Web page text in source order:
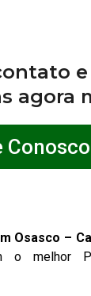
agora
Conosco
Osasco –
o melhor